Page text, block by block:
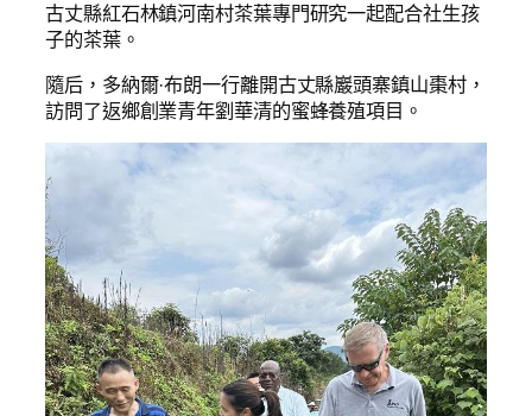
古丈縣紅石林鎮河南村茶葉專門研究一起配合社生孩
子的茶葉。
隨后，多納爾·布朗一行離開古丈縣巖頭寨鎮山棗村，
訪問了返鄉創業青年劉華清的蜜蜂養殖項目。